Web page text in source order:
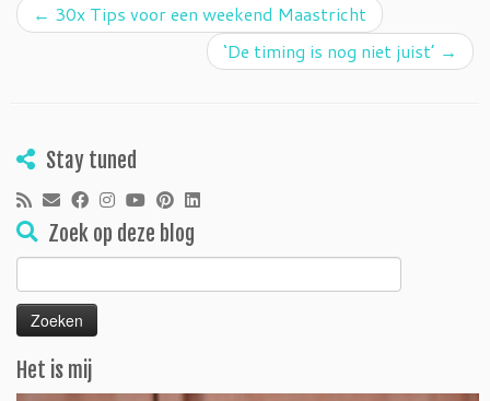
← 30x Tips voor een weekend Maastricht
‘De timing is nog niet juist’ →
Stay tuned
Zoek op deze blog
naar:
Het is mij